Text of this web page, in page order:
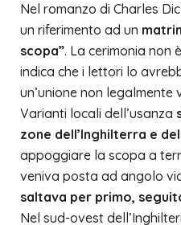
Nel romanzo di Charles
un riferimento ad un
scopa”. La cerimonia non
indica che i lettori lo
un’unione non legalmente
Varianti locali dell’usanza
zone dell’Inghilterra e
appoggiare la scopa a
veniva posta ad angolo
saltava per primo,
Nel sud-ovest